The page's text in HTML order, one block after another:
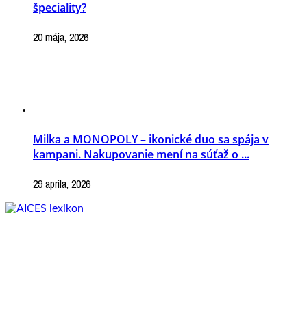
špeciality?
20 mája, 2026
Milka a MONOPOLY – ikonické duo sa spája v
kampani. Nakupovanie mení na súťaž o ...
29 apríla, 2026